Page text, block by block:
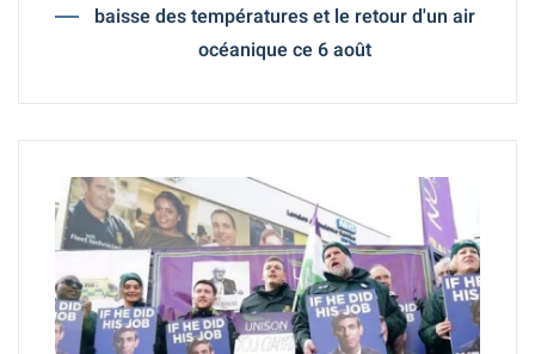
baisse des températures et le retour d'un air
océanique ce 6 août